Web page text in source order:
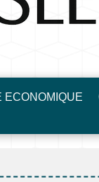
ECONOMIQUE